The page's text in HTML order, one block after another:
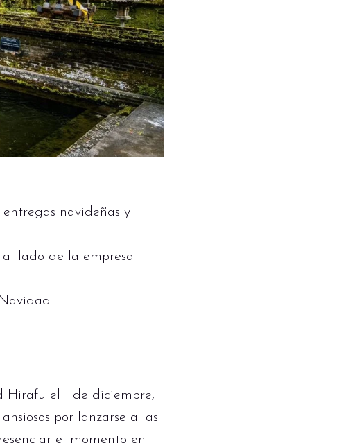
navideñas y
lado de la empresa
Hirafu el 1 de diciembre,
por lanzarse a las
el momento en